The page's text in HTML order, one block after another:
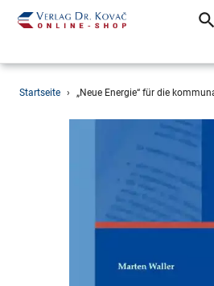
DirektStartseite › „Neue Energie“ für die